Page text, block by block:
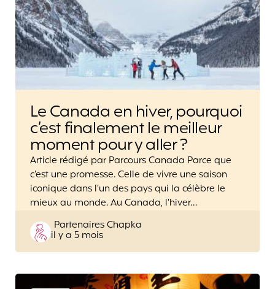
Le Canada en hiver, pourquoi
c’est finalement le meilleur
moment pour y aller ?
Article rédigé par Parcours Canada Parce que
c’est une promesse. Celle de vivre une saison
iconique dans l’un des pays qui la célèbre le
mieux au monde. Au Canada, l’hiver…
Posted
by
Partenaires Chapka
il y a 5 mois